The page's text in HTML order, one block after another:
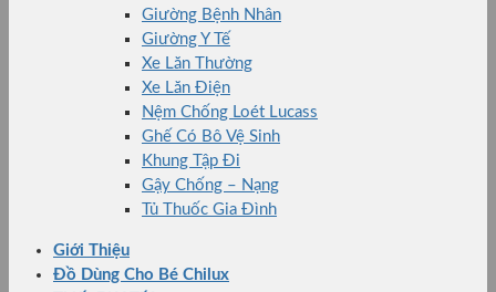
Giường Bệnh Nhân
Giường Y Tế
Xe Lăn Thường
Xe Lăn Điện
Nệm Chống Loét Lucass
Ghế Có Bô Vệ Sinh
Khung Tập Đi
Gậy Chống – Nạng
Tủ Thuốc Gia Đình
Giới Thiệu
Đồ Dùng Cho Bé Chilux